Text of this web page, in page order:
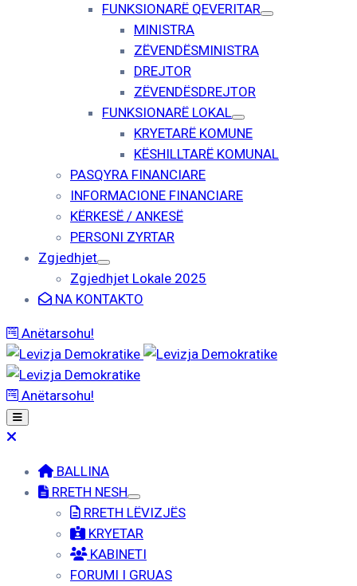
FUNKSIONARË QEVERITAR
MINISTRA
ZËVENDËSMINISTRA
DREJTOR
ZËVENDËSDREJTOR
FUNKSIONARË LOKAL
KRYETARË KOMUNE
KËSHILLTARË KOMUNAL
PASQYRA FINANCIARE
INFORMACIONE FINANCIARE
KËRKESË / ANKESË
PERSONI ZYRTAR
Zgjedhjet
Zgjedhjet Lokale 2025
NA KONTAKTO
Anëtarsohu!
Anëtarsohu!
BALLINA
RRETH NESH
RRETH LËVIZJËS
KRYETAR
KABINETI
FORUMI I GRUAS